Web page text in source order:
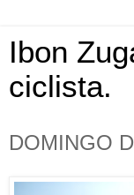
Ibon
ciclista.
DOMINGO